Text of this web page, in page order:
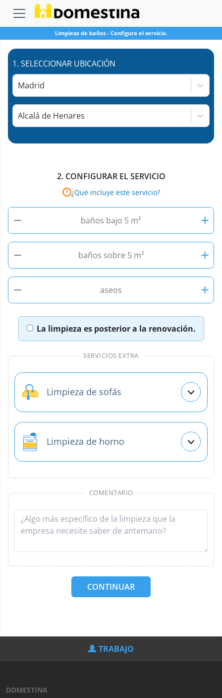
Limpieza de baños- Configura el servicio.
1. SELECCIONAR UBICACIÓN
Madrid
Alcalá de Henares
2. CONFIGURAR EL SERVICIO
? ¿Qué incluye este servicio?
− baños bajo 5 m²
+
−
baños sobre 5 m²
+
−
aseos +
La limpieza es posterior a la renovación.
SERVICIOS EXTRA
Limpieza de sofás
Limpieza de horno
COMENTARIO
CONTINUAR
TRABAJO
DOMESTINA